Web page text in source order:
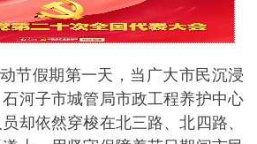
假期第一天，当广大市民沉浸
河子市城管局市政工程养护中心
却依然穿梭在北三路、北四路、